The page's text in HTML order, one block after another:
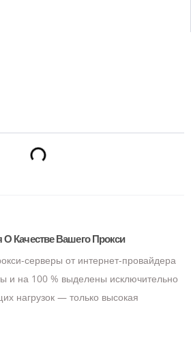
О Качестве Вашего Прокси
серверы от интернет-провайдера
и на 100 % выделены исключительно
нагрузок — только высокая